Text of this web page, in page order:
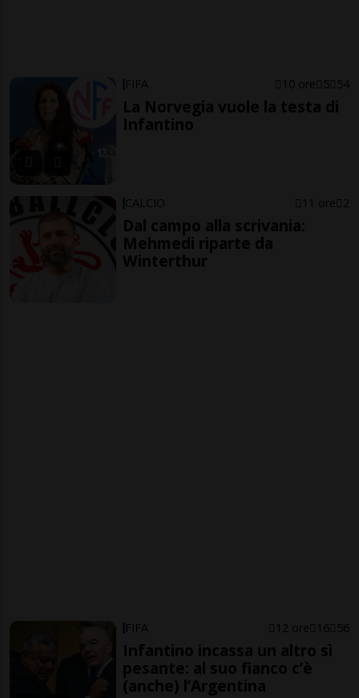
FIFA 10 ore 5 54
La Norvegia vuole la testa di
Infantino
CALCIO 11 ore 2
Dal campo alla scrivania:
Mehmedi riparte da
Winterthur
FIFA 12 ore 16 56
Infantino incassa un altro sì
pesante: al suo fianco c’è
(anche) l’Argentina